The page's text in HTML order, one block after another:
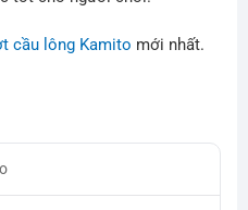
cầu lông Kamito mới nhất.